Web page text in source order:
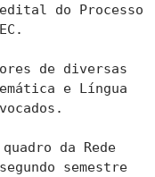
do Processo
de diversas
e Língua
da Rede
semestre